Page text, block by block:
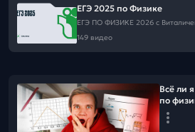
ЕГЭ 2025 по Физике
ЕГЭ ПО ФИЗИКЕ 2026 с
149 видео
Всё ли
по